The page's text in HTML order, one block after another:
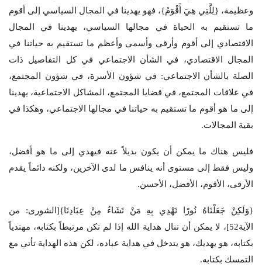
وعظيمة، {لِلَّتِي هِيَ أَقْوَمُ}، فهو يهدينا في المجال السياسي إلى أقوم
ما تستقيم به الحياة في مجالها السياسي، يهدينا في المجال
الاقتصادي إلى أقوم وأرقى وأسمى وأعظم ما تستقيم به حياتنا في
المجال الاقتصادي، في الشأن الاجتماعي في كل التفاصيل ذات
الصلة بالشأن الاجتماعي: في شؤون الأسرة، في شؤون المجتمع،
في علاقات المجتمع، في قضايا المجتمع، المشاكل الاجتماعية، يهدينا
إلى ما هو أقوم ما تستقيم به حياتنا في مجالها الاجتماعي، وهكذا في
بقية المجالات.
فليس هناك ما يمكن أن يكون بديلاً عنه فيهدي إلى ما هو أفضل،
وليس فقط إلى مستوى أنه ينافس ما لدى الآخرين، ولكنه دائماً يقدم
الأرقى، الأقوم، الأفضل، الأحسن.
{وَلَكِنْ جَعَلْنَاهُ نُورًا نَهْدِي بِهِ مَنْ نَشَاءُ مِنْ عِبَادِنَا}[الشورى: من
الآية52]، لا يمكن أن تنال هداية الله إذا لم تكن مرتبطاً بكتابه، مهتدياً
بكتابه، هو يهديك، هو يتدخل في هداية عباده، لكن هذه الهداية تأتي مع
التمسك بكتابه.